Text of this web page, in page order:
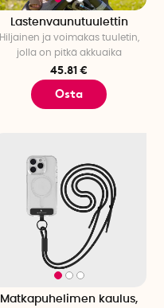
Lastenvaunutuulettin
Hiljainen ja voimakas tuuletin,
jolla on pitkä akkuaika
45.81 €
Osta
Matkapuhelimen kaulus,